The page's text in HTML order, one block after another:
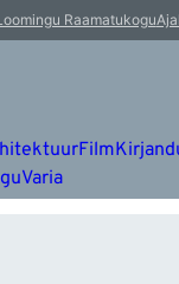
Raamatukogu
Film
Varia